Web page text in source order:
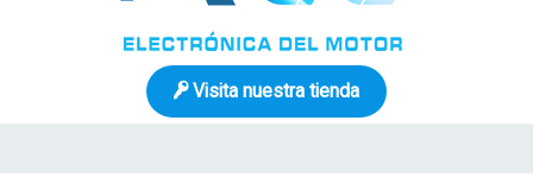
Visita nuestra tienda